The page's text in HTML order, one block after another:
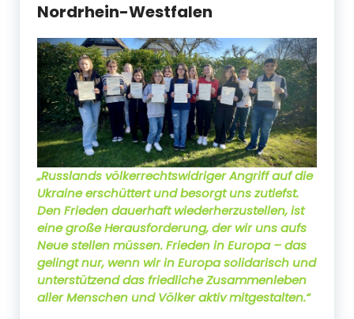
Nordrhein-Westfalen
„Russlands völkerrechtswidriger Angriff auf die
Ukraine erschüttert und besorgt uns zutiefst.
Den Frieden dauerhaft wiederherzustellen, ist
eine große Herausforderung, der wir uns aufs
Neue stellen müssen. Frieden in Europa – das
gelingt nur, wenn wir in Europa solidarisch und
unterstützend das friedliche Zusammenleben
aller Menschen und Völker aktiv mitgestalten.“